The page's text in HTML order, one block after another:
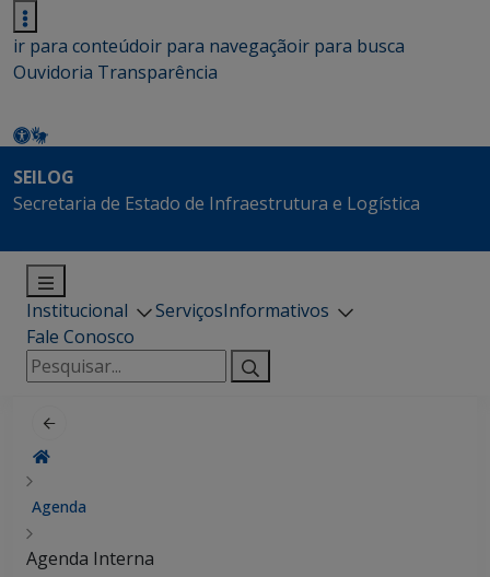
ir para conteúdoir para navegaçãoir para busca
Ouvidoria Transparência
SEILOG
Secretaria de Estado de Infraestrutura e Logística
Institucional ServiçosInformativos
Fale Conosco
Pesquisar
por:
Agenda
Agenda Interna